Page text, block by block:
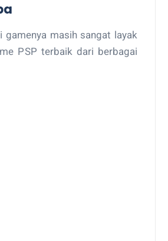
masih sangat layak
PSP terbaik dari berbagai